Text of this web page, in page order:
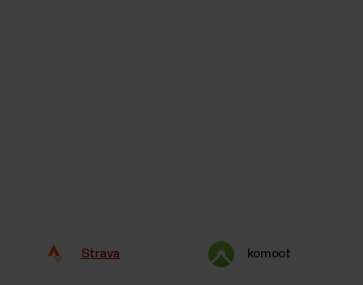
Strava komoot